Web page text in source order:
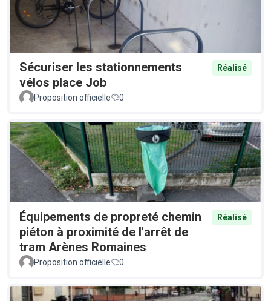
Sécuriser les stationnements
vélos place Job
Réalisé
Proposition officielle 0
Équipements de propreté chemin
piéton à proximité de l'arrêt de
tram Arènes Romaines
Réalisé
Proposition officielle 0